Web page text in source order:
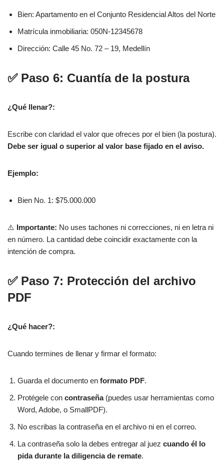
Bien: Apartamento en el Conjunto Residencial Altos del Norte
Matrícula inmobiliaria: 050N-12345678
Dirección: Calle 45 No. 72 – 19, Medellín
✅ Paso 6: Cuantía de la postura
¿Qué llenar?:
Escribe con claridad el valor que ofreces por el bien (la postura).
Debe ser igual o superior al valor base fijado en el aviso.
Ejemplo:
Bien No. 1: $75.000.000
⚠️ Importante: No uses tachones ni correcciones, ni en letra ni
en número. La cantidad debe coincidir exactamente con la
intención de compra.
✅ Paso 7: Protección del archivo
PDF
¿Qué hacer?:
Cuando termines de llenar y firmar el formato:
Guarda el documento en formato PDF.
Protégele con contraseña(puedes usar herramientas como
Word, Adobe, o SmallPDF).
No escribas la contraseña en el archivo ni en el correo.
La contraseña solo la debes entregar al juez cuando él lo
pida durante la diligencia de remate.